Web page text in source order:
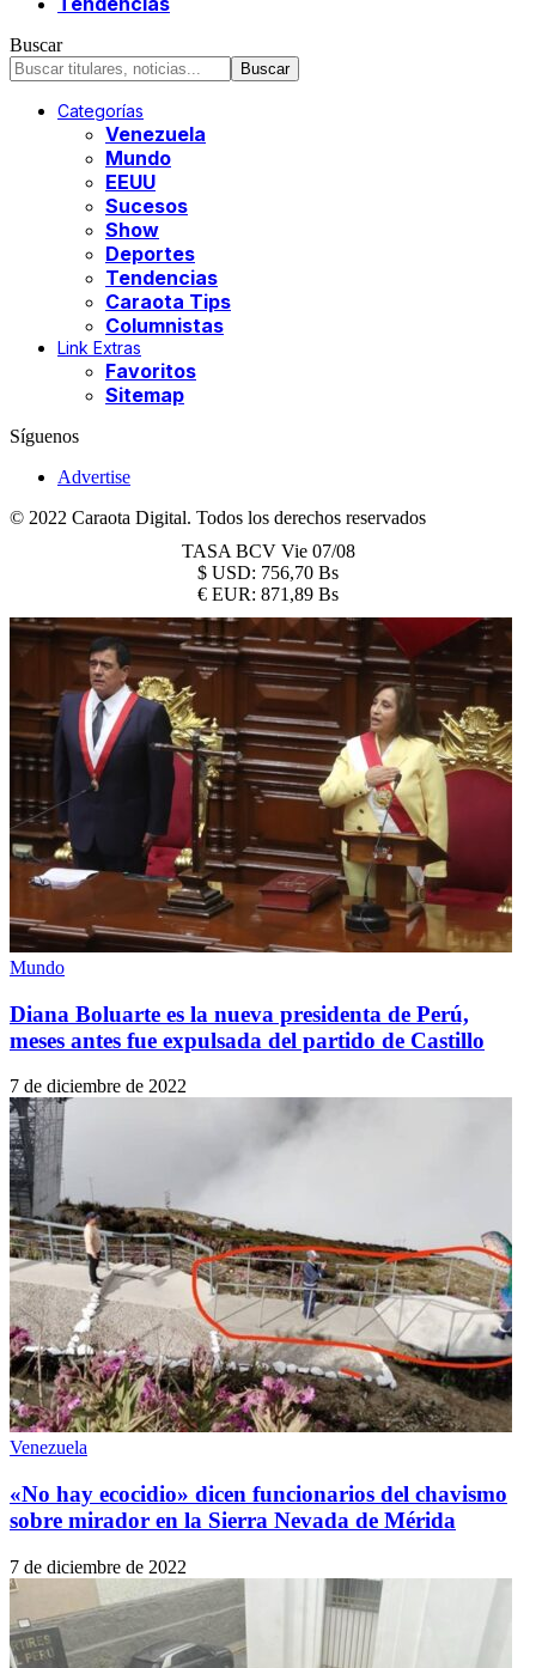
Buscar
Categorías
Venezuela
Mundo
EEUU
Sucesos
Show
Deportes
Tendencias
Caraota Tips
Columnistas
Link Extras
Favoritos
Sitemap
Síguenos
Advertise
© 2022 Caraota Digital. Todos los derechos reservados
TASA BCV Vie 07/08
$ USD: 756,70 Bs
€ EUR: 871,89 Bs
Mundo
Diana Boluarte es la nueva presidenta de Perú,
meses antes fue expulsada del partido de Castillo
7 de diciembre de 2022
Venezuela
«No hay ecocidio» dicen funcionarios del chavismo
sobre mirador en la Sierra Nevada de Mérida
7 de diciembre de 2022